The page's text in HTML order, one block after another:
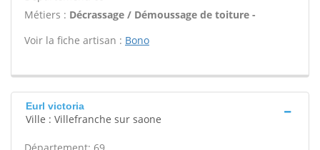
Métiers : Décrassage / Démoussage de toiture -
Voir la fiche artisan : Bono
Eurl victoria
Ville : Villefranche sur saone